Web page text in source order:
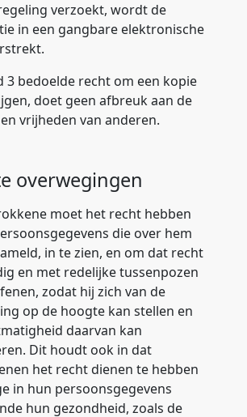
verzoekt, wordt de
in een gangbare elektronische
3 bedoelde recht om een kopie
doet geen afbreuk aan de
vrijheden van anderen.
overwegingen
moet het recht hebben
die over hem
in te zien, en om dat recht
en met redelijke tussenpozen
zodat hij zich van de
op de hoogte kan stellen en
daarvan kan
Dit houdt ook in dat
het recht dienen te hebben
in hun persoonsgegevens
hun gezondheid, zoals de